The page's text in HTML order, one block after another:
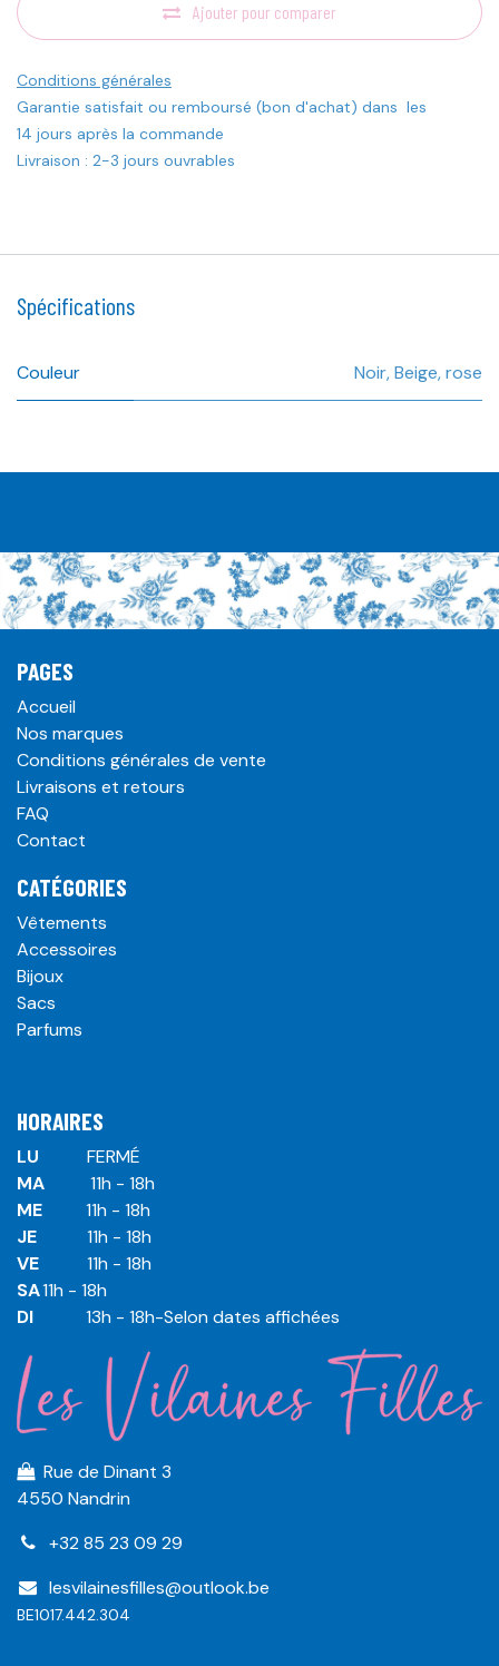
Ajouter pour comparer
Conditions générales
Garantie satisfait ou remboursé (bon d'achat) dans les
14 jours après la commande
Livraison : 2-3 jours ouvrables
Spécifications
Couleur Noir,Beige,rose
PAGES
Accueil
Nos marques
Conditions générales de vente
Livraisons et retours
FAQ
Contact
CATÉGORIES
Vêtements
Accessoires
Bijoux
Sacs
Parfums
HORAIRES
LU
​ ​FERMÉ
MA
​11h - 18h
ME
​11h - 18h
JE
​​11h - 18h
VE
​​​11h - 18h
SA​​​11h - 18h
DI
​​​ 13h - 18h-Selon dates affichées
Rue de Dinant 3
4550 Nandrin
+32 85 23 09 29
lesvilainesfilles@outlook.be
BE1017.442.304